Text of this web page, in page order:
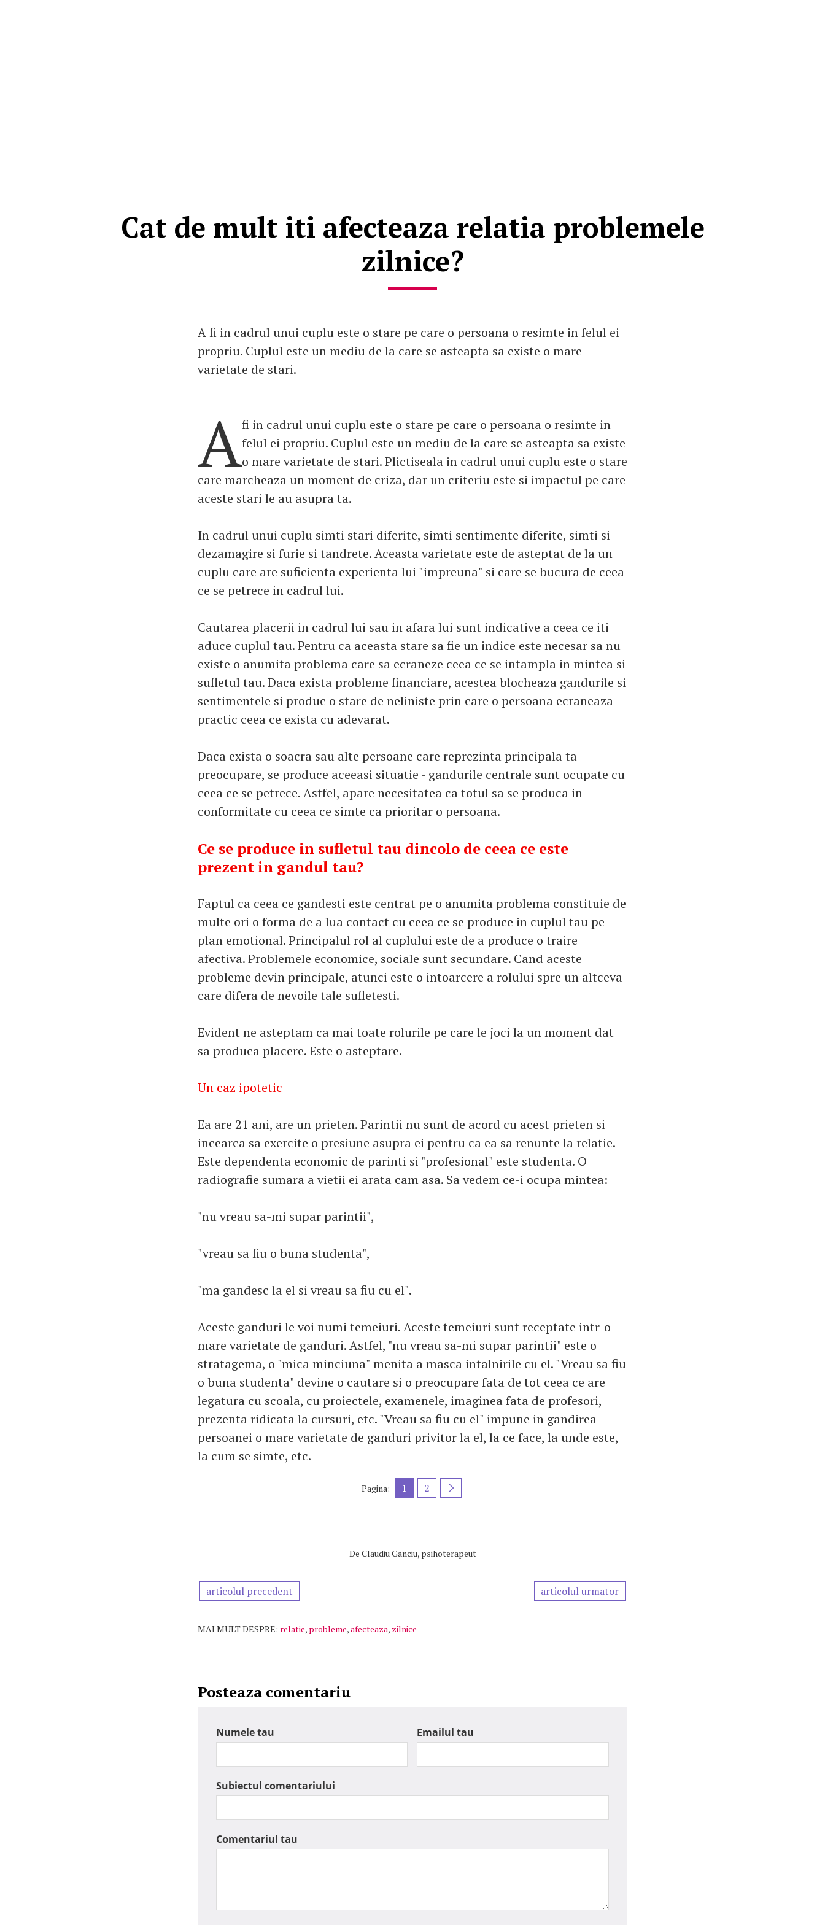
Cat de mult iti afecteaza relatia problemele
zilnice?
A fi in cadrul unui cuplu este o stare pe care o persoana o resimte in felul ei
propriu. Cuplul este un mediu de la care se asteapta sa existe o mare
varietate de stari.
Afi in cadrul unui cuplu este o stare pe care o persoana o resimte in
felul ei propriu. Cuplul este un mediu de la care se asteapta sa existe
o mare varietate de stari. Plictiseala in cadrul unui cuplu este o stare
care marcheaza un moment de criza, dar un criteriu este si impactul pe care
aceste stari le au asupra ta.
In cadrul unui cuplu simti stari diferite, simti sentimente diferite, simti si
dezamagire si furie si tandrete. Aceasta varietate este de asteptat de la un
cuplu care are suficienta experienta lui "impreuna" si care se bucura de ceea
ce se petrece in cadrul lui.
Cautarea placerii in cadrul lui sau in afara lui sunt indicative a ceea ce iti
aduce cuplul tau. Pentru ca aceasta stare sa fie un indice este necesar sa nu
existe o anumita problema care sa ecraneze ceea ce se intampla in mintea si
sufletul tau. Daca exista probleme financiare, acestea blocheaza gandurile si
sentimentele si produc o stare de neliniste prin care o persoana ecraneaza
practic ceea ce exista cu adevarat.
Daca exista o soacra sau alte persoane care reprezinta principala ta
preocupare, se produce aceeasi situatie - gandurile centrale sunt ocupate cu
ceea ce se petrece. Astfel, apare necesitatea ca totul sa se produca in
conformitate cu ceea ce simte ca prioritar o persoana.
Ce se produce in sufletul tau dincolo de ceea ce este
prezent in gandul tau?
Faptul ca ceea ce gandesti este centrat pe o anumita problema constituie de
multe ori o forma de a lua contact cu ceea ce se produce in cuplul tau pe
plan emotional. Principalul rol al cuplului este de a produce o traire
afectiva. Problemele economice, sociale sunt secundare. Cand aceste
probleme devin principale, atunci este o intoarcere a rolului spre un altceva
care difera de nevoile tale sufletesti.
Evident ne asteptam ca mai toate rolurile pe care le joci la un moment dat
sa produca placere. Este o asteptare.
Un caz ipotetic
Ea are 21 ani, are un prieten. Parintii nu sunt de acord cu acest prieten si
incearca sa exercite o presiune asupra ei pentru ca ea sa renunte la relatie.
Este dependenta economic de parinti si "profesional" este studenta. O
radiografie sumara a vietii ei arata cam asa. Sa vedem ce-i ocupa mintea:
"nu vreau sa-mi supar parintii",
"vreau sa fiu o buna studenta",
"ma gandesc la el si vreau sa fiu cu el".
Aceste ganduri le voi numi temeiuri. Aceste temeiuri sunt receptate intr-o
mare varietate de ganduri. Astfel, "nu vreau sa-mi supar parintii" este o
stratagema, o "mica minciuna" menita a masca intalnirile cu el. "Vreau sa fiu
o buna studenta" devine o cautare si o preocupare fata de tot ceea ce are
legatura cu scoala, cu proiectele, examenele, imaginea fata de profesori,
prezenta ridicata la cursuri, etc. "Vreau sa fiu cu el" impune in gandirea
persoanei o mare varietate de ganduri privitor la el, la ce face, la unde este,
la cum se simte, etc.
Pagina: 1 2
De Claudiu Ganciu, psihoterapeut
articolul precedent articolul urmator
MAI MULT DESPRE: relatie, probleme,afecteaza, zilnice
Posteaza comentariu
Numele tau Emailul tau
Subiectul comentariului
Comentariul tau